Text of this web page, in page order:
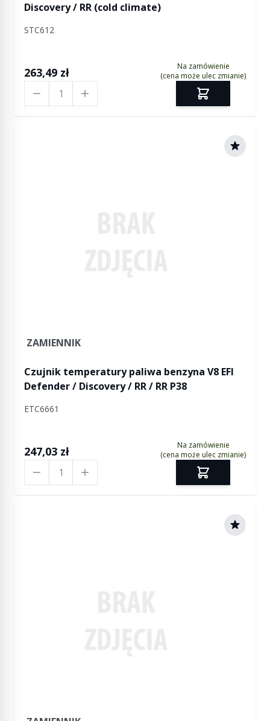
Discovery / RR (cold climate)
STC612
263,49 zł
Na zamówienie
(cena może ulec zmianie)
ZAMIENNIK
Czujnik temperatury paliwa benzyna V8 EFI
Defender / Discovery / RR / RR P38
ETC6661
247,03 zł
Na zamówienie
(cena może ulec zmianie)